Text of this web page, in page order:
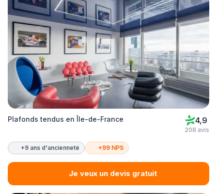
Plafonds tendus en Île-de-France 4,9
208 avis
+9 ans d'ancienneté +99 NPS
Je veux un devis gratuit